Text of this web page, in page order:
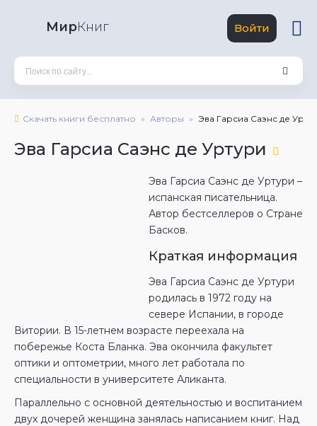
МирКниг Войти
Скачать книги бесплатно Авторы Эва Гарсиа Саэнс де
Эва Гарсиа Саэнс де Уртури
Эва Гарсиа Саэнс де Уртури –
испанская писательница.
Автор бестселлеров о Стране
Басков.
Краткая информация
Эва Гарсиа Саэнс де Уртури
родилась в 1972 году на
севере Испании, в городе
Витории. В 15-летнем возрасте переехала на
побережье Коста Бланка. Эва окончила факультет
оптики и оптометрии, много лет работала по
специальности в университете Аликанта.
Параллельно с основной деятельностью и воспитанием
двух дочерей женщина занялась написанием книг. Над